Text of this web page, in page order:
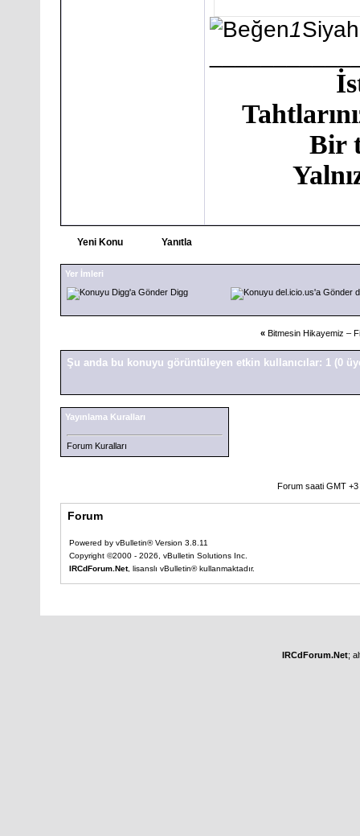
1
Bir
Yeni Konu Yanıtla
Yer İmleri
Digg
« Bitmesin Hikayemiz –
Şu anda bu konuyu görüntüleyen etkin kullanıcılar: 1 (0
Yayınlama Kuralları
Forum Kuralları
Forum saati GMT
Forum
Powered by vBulletin® Version 3.8.11
Copyright ©2000 - 2026, vBulletin Solutions Inc.
IRCdForum.Net, lisanslı vBulletin® kullanmaktadır.
IRCdForum.Net;